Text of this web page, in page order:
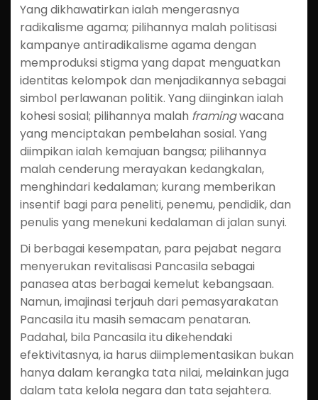
Yang dikhawatirkan ialah mengerasnya
radikalisme agama; pilihannya malah politisasi
kampanye antiradikalisme agama dengan
memproduksi stigma yang dapat menguatkan
identitas kelompok dan menjadikannya sebagai
simbol perlawanan politik. Yang diinginkan ialah
kohesi sosial; pilihannya malah framingwacana
yang menciptakan pembelahan sosial. Yang
diimpikan ialah kemajuan bangsa; pilihannya
malah cenderung merayakan kedangkalan,
menghindari kedalaman; kurang memberikan
insentif bagi para peneliti, penemu, pendidik, dan
penulis yang menekuni kedalaman di jalan sunyi.
Di berbagai kesempatan, para pejabat negara
menyerukan revitalisasi Pancasila sebagai
panasea atas berbagai kemelut kebangsaan.
Namun, imajinasi terjauh dari pemasyarakatan
Pancasila itu masih semacam penataran.
Padahal, bila Pancasila itu dikehendaki
efektivitasnya, ia harus diimplementasikan bukan
hanya dalam kerangka tata nilai, melainkan juga
dalam tata kelola negara dan tata sejahtera.